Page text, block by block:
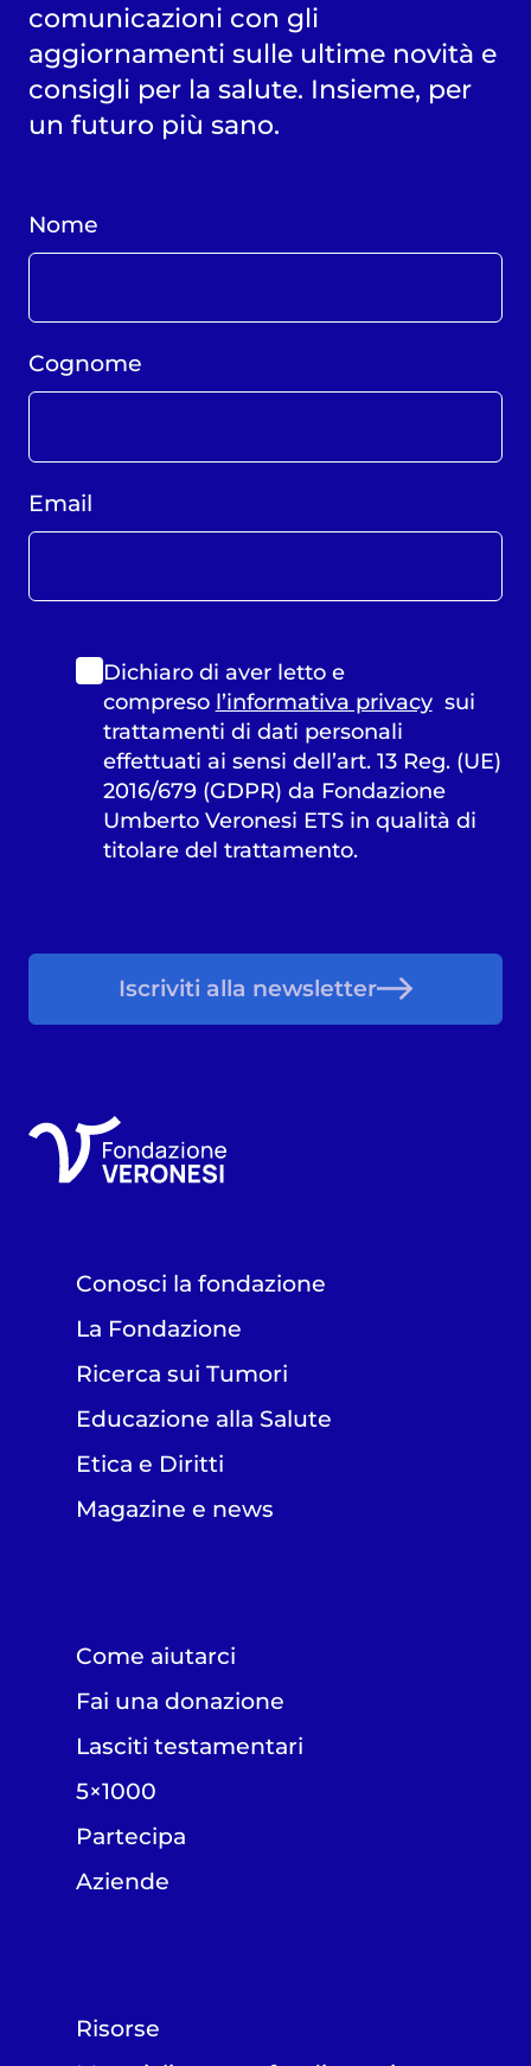
comunicazioni con gli
aggiornamenti sulle ultime novità e
consigli per la salute. Insieme, per
un futuro più sano.
Nome
Cognome
Email
Dichiaro di aver letto e
compreso l’informativa privacysui
trattamenti di dati personali
effettuati ai sensi dell’art. 13 Reg. (UE)
2016/679 (GDPR) da Fondazione
Umberto Veronesi ETS in qualità di
titolare del trattamento.
Iscriviti alla newsletter
Conosci la fondazione
La Fondazione
Ricerca sui Tumori
Educazione alla Salute
Etica e Diritti
Magazine e news
Come aiutarci
Fai una donazione
Lasciti testamentari
5×1000
Partecipa
Aziende
Risorse